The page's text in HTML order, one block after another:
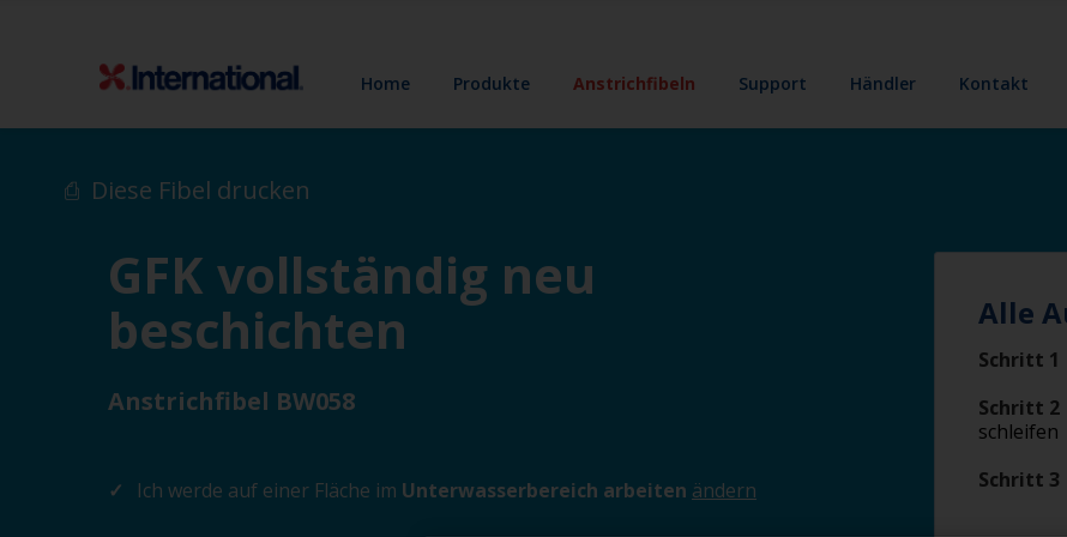
Home Produkte Anstrichfibeln Support Händler Kontakt
Diese Fibel drucken
GFK vollständig neu
beschichten
Anstrichfibel BW058
Ich werde auf einer Fläche im Unterwasserbereich arbeiten ändern
Alle
Schritt 1
Schritt 2
schleifen
Schritt 3